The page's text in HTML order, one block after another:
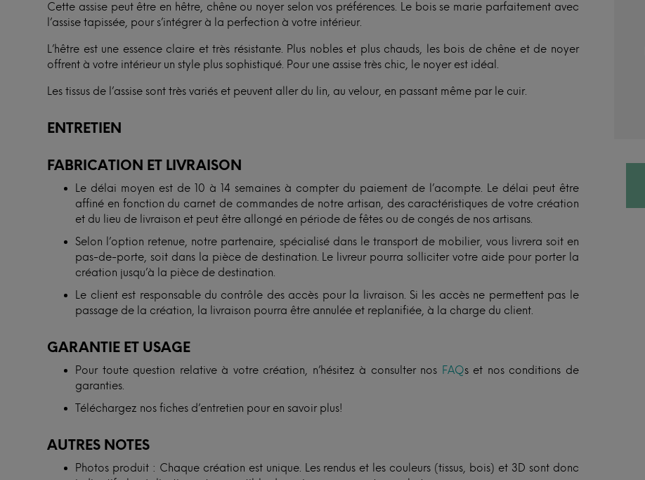
Cette assise peut être en hêtre, chêne ou noyer selon vos préférences. Le bois se marie parfaitement avec
l’assise tapissée, pour s’intégrer à la perfection à votre intérieur.
L’hêtre est une essence claire et très résistante. Plus nobles et plus chauds, les bois de chêne et de noyer
offrent à votre intérieur un style plus sophistiqué. Pour une assise très chic, le noyer est idéal.
Les tissus de l’assise sont très variés et peuvent aller du lin, au velour, en passant même par le cuir.
ENTRETIEN
FABRICATION ET LIVRAISON
Le délai moyen est de 10 à 14 semaines à compter du paiement de l’acompte. Le délai peut être
affiné en fonction du carnet de commandes de notre artisan, des caractéristiques de votre création
et du lieu de livraison et peut être allongé en période de fêtes ou de congés de nos artisans.
Selon l’option retenue, notre partenaire, spécialisé dans le transport de mobilier, vous livrera soit en
pas-de-porte, soit dans la pièce de destination. Le livreur pourra solliciter votre aide pour porter la
création jusqu’à la pièce de destination.
Le client est responsable du contrôle des accès pour la livraison. Si les accès ne permettent pas le
passage de la création, la livraison pourra être annulée et replanifiée, à la charge du client.
GARANTIE ET USAGE
Pour toute question relative à votre création, n’hésitez à consulter nos FAQs et nos conditions de
garanties.
Téléchargez nos fiches d’entretien pour en savoir plus!
AUTRES NOTES
Photos produit : Chaque création est unique. Les rendus et les couleurs (tissus, bois) et 3D sont donc